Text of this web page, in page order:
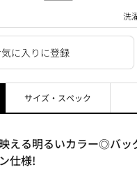
に入りに登録
洗
える明るいカラー◎バッ
仕様!
サイズ・スペック